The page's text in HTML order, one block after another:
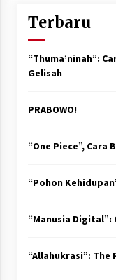
Terbaru
“Thuma’ninah”:
Gelisah
PRABOWO!
“One Piece”,
“Pohon
“Manusia Digital”:
“Allahukrasi”: